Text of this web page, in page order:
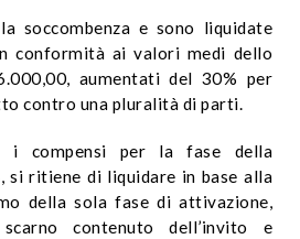
soccombenza e sono liquidate
conformità ai valori medi dello
aumentati del 30% per
contro una pluralità di parti.
i compensi per la fase della
si ritiene di liquidare in base alla
della sola fase di attivazione,
contenuto dell’invito e